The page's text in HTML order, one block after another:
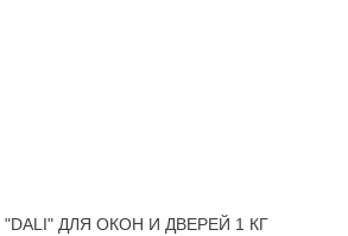
ДЛЯ ОКОН И ДВЕРЕЙ 1 КГ